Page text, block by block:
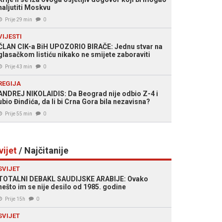
Moskvu
Prije 29 min 0
CIK-a BiH UPOZORIO BIRAČE: Jednu stvar na
listiću nikako ne smijete zaboraviti
Prije 43 min 0
NIKOLAIDIS: Da Beograd nije odbio Z-4 i
Đinđića, da li bi Crna Gora bila nezavisna?
Prije 55 min 0
/ Najčitanije
DEBAKL SAUDIJSKE ARABIJE: Ovako
im se nije desilo od 1985. godine
Prije 15h 0